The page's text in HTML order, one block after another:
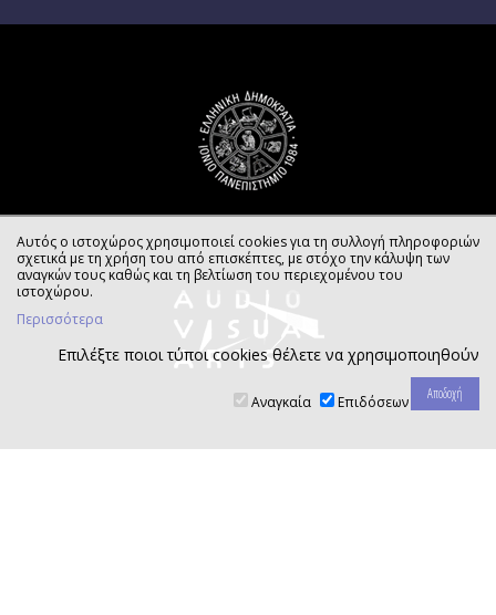
Αυτός ο ιστοχώρος χρησιμοποιεί cookies για τη συλλογή πληροφοριών
σχετικά με τη χρήση του από επισκέπτες, με στόχο την κάλυψη των
αναγκών τους καθώς και τη βελτίωση του περιεχομένου του
ιστοχώρου.
Περισσότερα
Επιλέξτε ποιοι τύποι cookies θέλετε να χρησιμοποιηθούν
Αναγκαία Επιδόσεων